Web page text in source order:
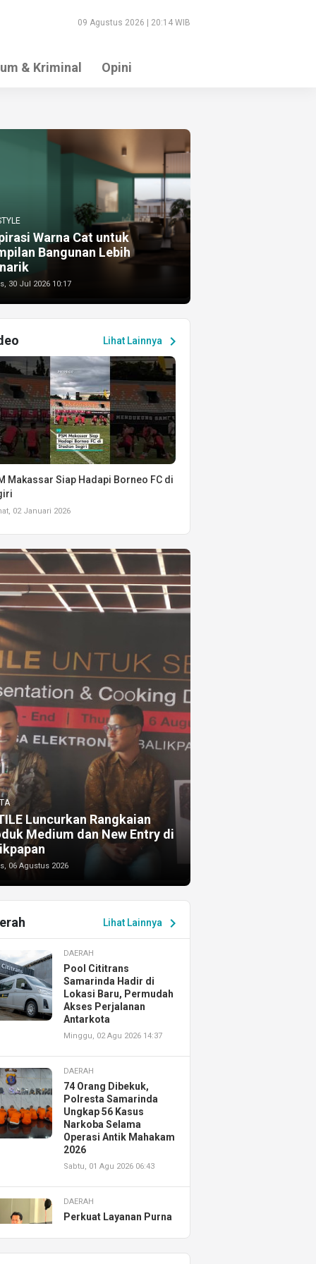
09 Agustus 2026 | 20:14 WIB
& Kriminal Opini
Warna Cat untuk
Bangunan Lebih
30 Jul 2026 10:17
Lihat Lainnya chevron_right
Makassar Siap Hadapi Borneo FC di
02 Januari 2026
Luncurkan Rangkaian
Medium dan New Entry di
06 Agustus 2026
Lihat Lainnya chevron_right
DAERAH
Pool Cititrans
Samarinda Hadir di
Lokasi Baru, Permudah
Akses Perjalanan
Antarkota
Minggu, 02 Agu 2026 14:37
DAERAH
74 Orang Dibekuk,
Polresta Samarinda
Ungkap 56 Kasus
Narkoba Selama
Operasi Antik Mahakam
2026
Sabtu, 01 Agu 2026 06:43
DAERAH
Perkuat Layanan Purna
Resmikan AHASS